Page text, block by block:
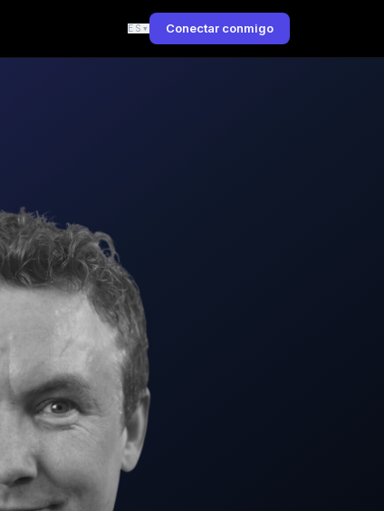
ES ▾ Conectar conmigo